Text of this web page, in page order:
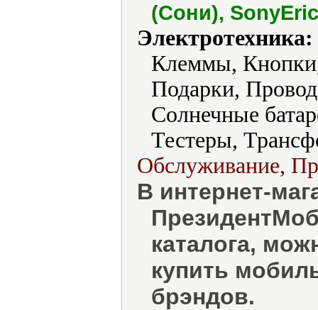
(Сони),
Электротехника:
Клеммы,
Подарки,
Солнечные
Тестеры,
Обслуживание,
В интернет-
каталога,
купить
брэндов.